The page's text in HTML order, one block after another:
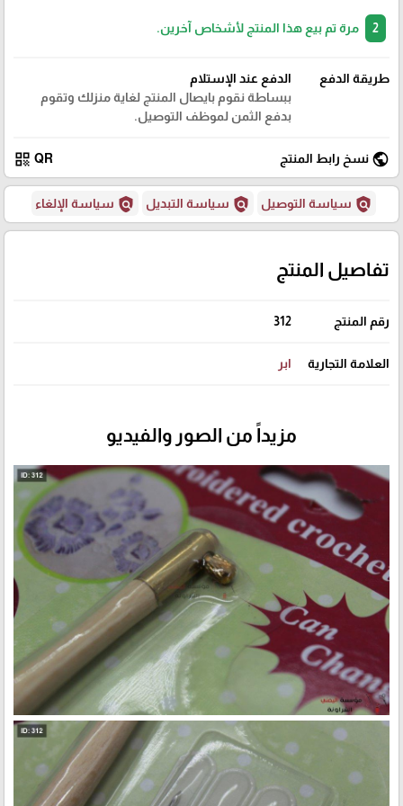
مرة تم بيع هذا المنتج لأشخاص آخرين.
طريقة الدفع
الدفع عند الإستلام
ببساطة نقوم بايصال المنتج لغاية منزلك وتقوم
بدفع الثمن لموظف التوصيل.
public نسخ رابط المنتج QR
qr_code
policy سياسة التوصيل policy سياسة التبديل policy سياسة الإلغاء
تفاصيل المنتج
رقم المنتج 312
العلامة التجارية ابر
مزيداً من الصور والفيديو